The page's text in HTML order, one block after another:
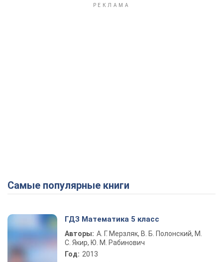
Самые популярные книги
ГДЗ Математика 5 класс
Авторы: А. Г. Мерзляк, В. Б. Полонский, М.
С. Якир, Ю. М. Рабинович
Год: 2013